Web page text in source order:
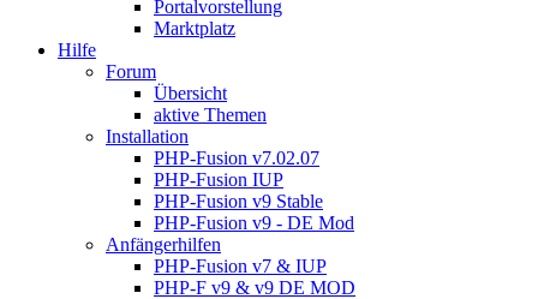
Portalvorstellung
Marktplatz
Hilfe
Forum
Übersicht
aktive Themen
Installation
PHP-Fusion v7.02.07
PHP-Fusion IUP
PHP-Fusion v9 Stable
PHP-Fusion v9 - DE Mod
Anfängerhilfen
PHP-Fusion v7 & IUP
PHP-F v9 & v9 DE MOD